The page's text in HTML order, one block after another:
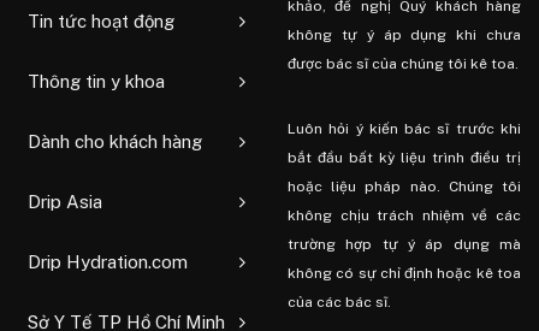
Tin tức hoạt động
Thông tin y khoa
Dành cho khách hàng
Drip Asia
Drip Hydration.com
Sở Y Tế TP Hồ Chí Minh
khảo, đề nghị Quý khách hàng
không tự ý áp dụng khi chưa
được bác sĩ của chúng tôi kê toa.
Luôn hỏi ý kiến ​​bác sĩ trước khi
bắt đầu bất kỳ liệu trình điều trị
hoặc liệu pháp nào. Chúng tôi
không chịu trách nhiệm về các
trường hợp tự ý áp dụng mà
không có sự chỉ định hoặc kê toa
của các bác sĩ.